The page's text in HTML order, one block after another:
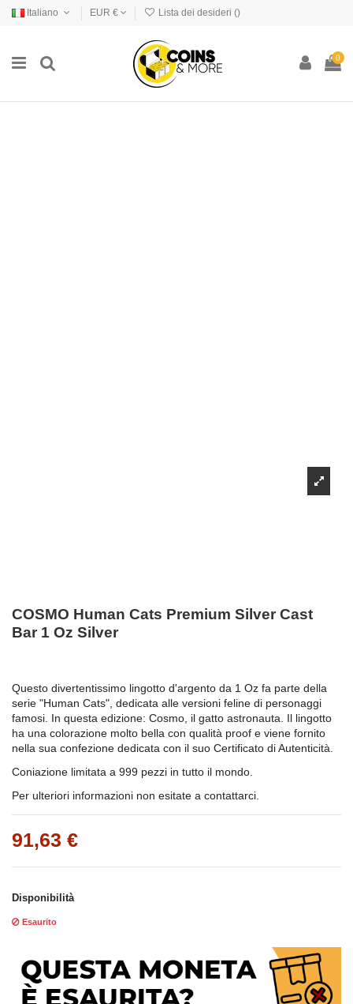
Italiano EUR € Lista dei desideri ()
0
COSMO Human Cats Premium Silver Cast
Bar 1 Oz Silver
Questo divertentissimo lingotto d'argento da 1 Oz fa parte della
serie "Human Cats", dedicata alle versioni feline di personaggi
famosi. In questa edizione: Cosmo, il gatto astronauta. Il lingotto
ha una colorazione molto bella con qualità proof e viene fornito
nella sua confezione dedicata con il suo Certificato di Autenticità.
Coniazione limitata a 999 pezzi in tutto il mondo.
Per ulteriori informazioni non esitate a contattarci.
91,63 €
Disponibilità
Esaurito